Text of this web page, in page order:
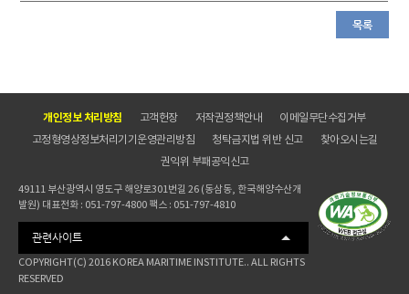
목록
개인정보 처리방침 고객헌장 저작권정책안내
이메일무단수집거부
고정형영상정보처리기기운영관리방침
청탁금지법 위반 신고
찾아오시는길
권익위 부패공익신고
49111 부산광역시 영도구 해양로301번길 26 (동삼동, 한국해양수산개
발원) 대표전화 : 051-797-4800 팩스 : 051-797-4810
관련사이트
COPYRIGHT(C) 2016 KOREA MARITIME INSTITUTE.. ALL RIGHTS
RESERVED